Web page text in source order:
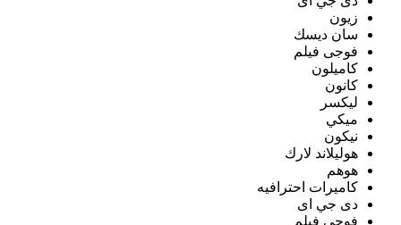
زيون
سان ديسك
فوجى فيلم
كاميلون
كانون
ليكسر
ميكي
نيكون
هوليلاند لارك
هوهم
كاميرات احترافيه
دى جي اى
فوجي فيلم